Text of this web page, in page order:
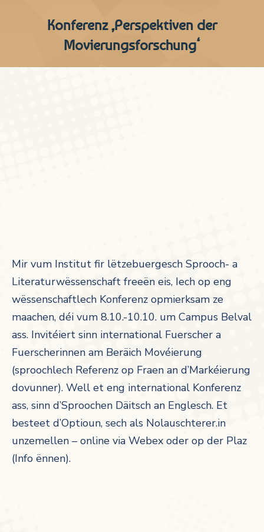
Konferenz ‚Perspektiven der
Movierungsforschung‘
Mir vum Institut fir lëtzebuergesch Sprooch- a
Literaturwëssenschaft freeën eis, Iech op eng
wëssenschaftlech Konferenz opmierksam ze
maachen, déi vum 8.10.-10.10. um Campus Belval
ass. Invitéiert sinn international Fuerscher a
Fuerscherinnen am Beräich Movéierung
(sproochlech Referenz op Fraen an d’Markéierung
dovunner). Well et eng international Konferenz
ass, sinn d’Sproochen Däitsch an Englesch. Et
besteet d’Optioun, sech als Nolauschterer.in
unzemellen – online via Webex oder op der Plaz
(Info ënnen).